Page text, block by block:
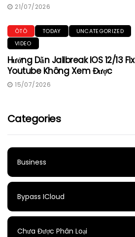
21/07/2026
ÔTÔ TODAY
UNCATEGORIZED
VIDEO
Hướng Dẫn Jailbreak IOS 12/13 Fix
Youtube Không Xem Được
15/07/2026
Categories
Business
Bypass ICloud
Chưa Được Phân Loại